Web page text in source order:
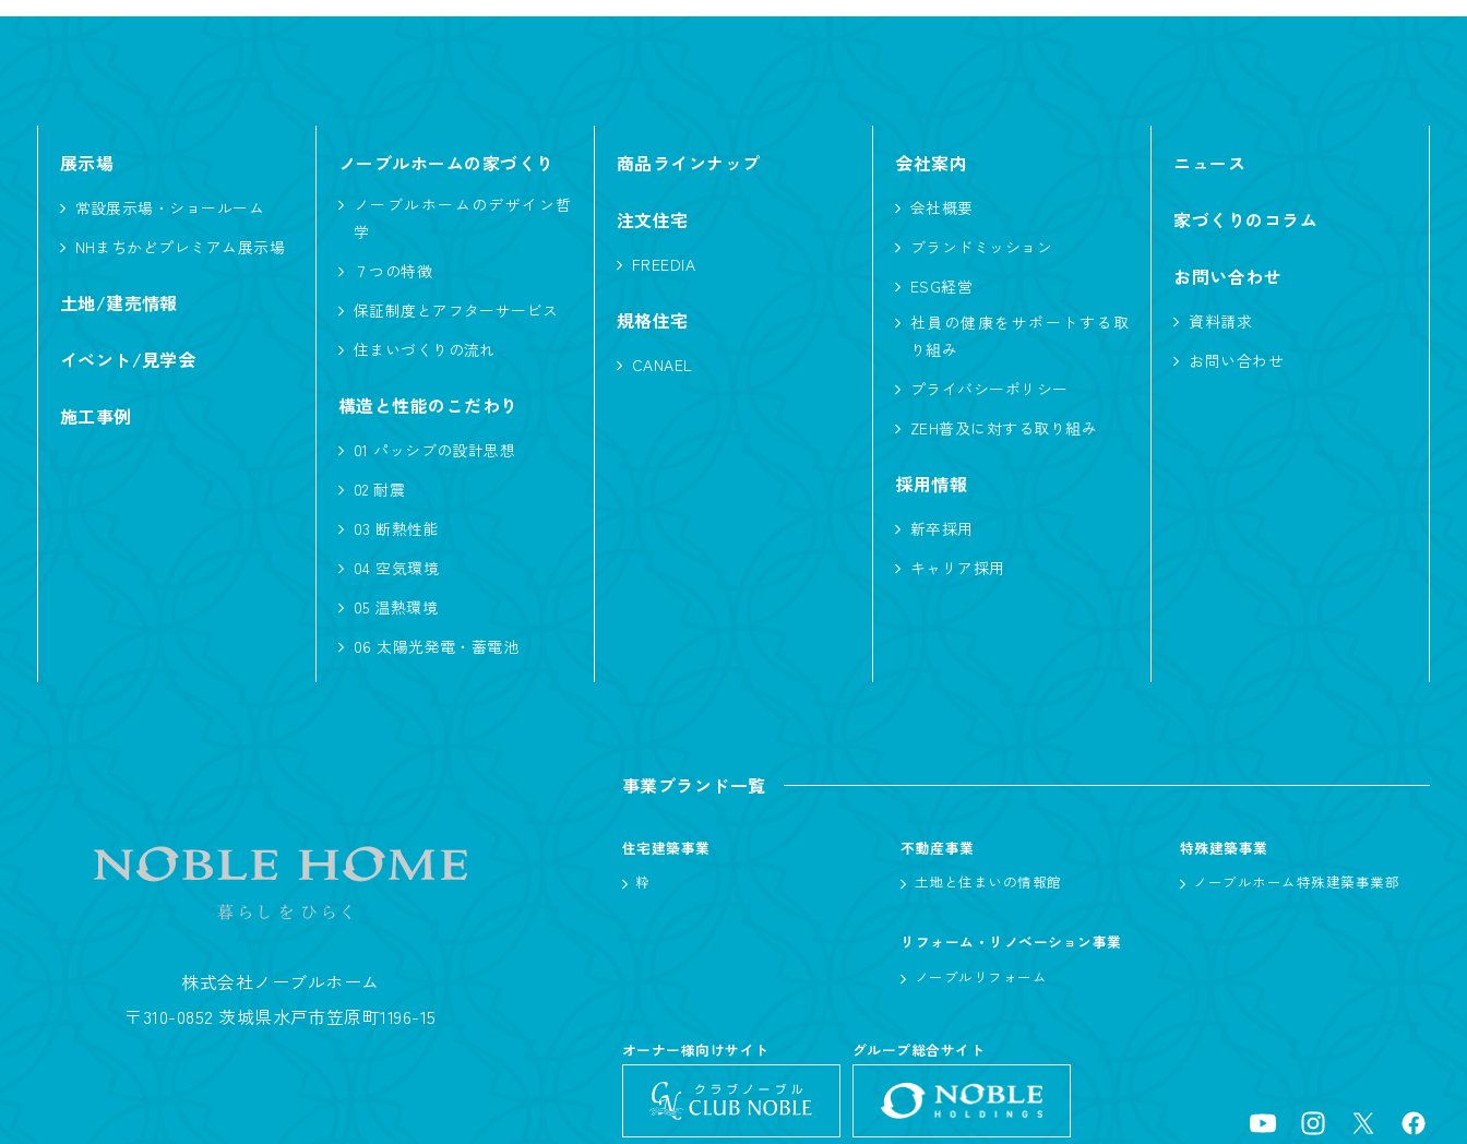
展示場
常設展示場・ショールーム
NHまちかどプレミアム展示場
土地/建売情報
イベント/見学会
施工事例
ノーブルホームの家づくり
ノーブルホームのデザイン哲
学
７つの特徴
保証制度とアフターサービス
住まいづくりの流れ
構造と性能のこだわり
01 パッシブの設計思想
02 耐震
03 断熱性能
04 空気環境
05 温熱環境
06 太陽光発電・蓄電池
商品ラインナップ
注文住宅
FREEDIA
規格住宅
CANAEL
会社案内
会社概要
ブランドミッション
ESG経営
社員の健康をサポートする取
り組み
プライバシーポリシー
ZEH普及に対する取り組み
採用情報
新卒採用
キャリア採用
ニュース
家づくりのコラム
お問い合わせ
資料請求
お問い合わせ
事業ブランド一覧
住宅建築事業
粋
不動産事業
土地と住まいの情報館
リフォーム・リノベーション事業
ノーブルリフォーム
特殊建築事業
ノーブルホーム特殊建築事業部
オーナー様向けサイト グループ総合サイト
株式会社ノーブルホーム
〒310-0852 茨城県水戸市笠原町1196-15